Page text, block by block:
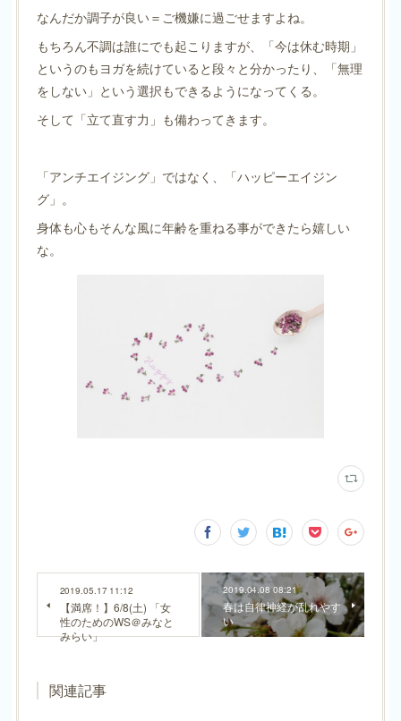
なんだか調子が良い＝ご機嫌に過ごせますよね。
もちろん不調は誰にでも起こりますが、「今は休む時期」
というのもヨガを続けていると段々と分かったり、「無理
をしない」という選択もできるようになってくる。
そして「立て直す力」も備わってきます。
「アンチエイジング」ではなく、「ハッピーエイジン
グ」。
身体も心もそんな風に年齢を重ねる事ができたら嬉しい
な。
2019.05.17 11:12
【満席！】6/8(土) 「女
性のためのWS＠みなと
みらい」
2019.04.08 08:21
春は自律神経が乱れやす
い
関連記事